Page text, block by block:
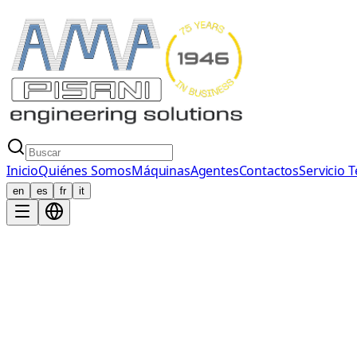
InicioQuiénes SomosMáquinasAgentesContactosServicio
en es fr it